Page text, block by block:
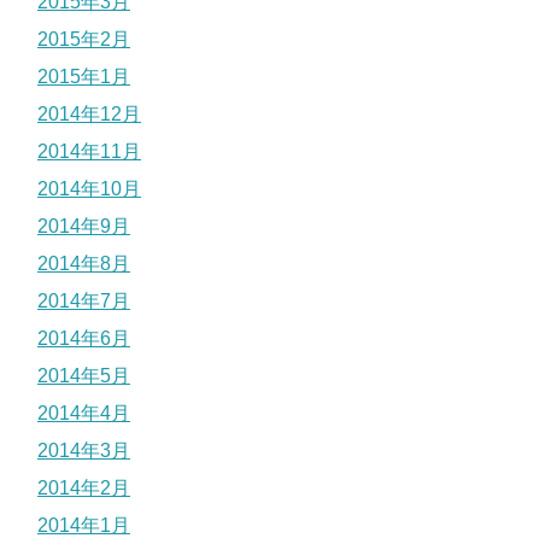
2015年2月
2015年1月
2014年12月
2014年11月
2014年10月
2014年9月
2014年8月
2014年7月
2014年6月
2014年5月
2014年4月
2014年3月
2014年2月
2014年1月